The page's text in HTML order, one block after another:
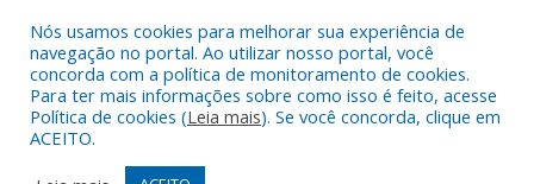
Todos os direitos reservados a Prefeitura Municipal de Igarapé-
Açu.
Nós usamos cookies para melhorar sua experiência de
navegação no portal. Ao utilizar nosso portal, você
concorda com a política de monitoramento de cookies.
Para ter mais informações sobre como isso é feito, acesse
Política de cookies (Leia mais). Se você concorda, clique em
ACEITO.